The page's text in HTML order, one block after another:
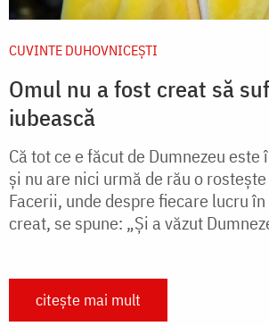
CUVINTE DUHOVNICEȘTI
Omul nu a fost creat să
iubească
Că tot ce e făcut de Dumnezeu
și nu are nici urmă de rău o
Facerii, unde despre fiecare lucru
creat, se spune: „Și a văzut
citește mai mult